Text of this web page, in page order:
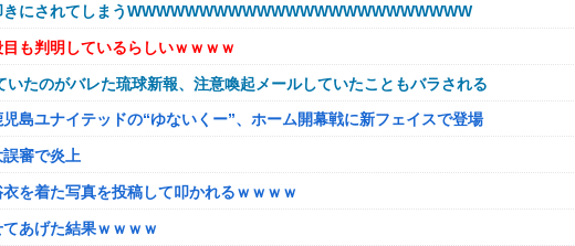
ギ 他
走行しギネス記録を達成！→山頂から下ってるだけでした…
トはデタラメで遠隔操作してるだけ」
件、主犯格の川口被告(19)に無期懲役の判決←これ、妥当だと思う？？？？？？
挙句、道路に倒れてどえらいことになってしまうw w w w w w w
にされてしまうWWWWWWWWWWWWWWWWWWWWWWWW
も判明しているらしいｗｗｗｗ
いたのがバレた琉球新報、注意喚起メールしていたこともバラされる
島ユナイテッドの“ゆないくー”、ホーム開幕戦に新フェイスで登場
誤審で炎上
を着た写真を投稿して叩かれるｗｗｗｗ
あげた結果ｗｗｗｗ